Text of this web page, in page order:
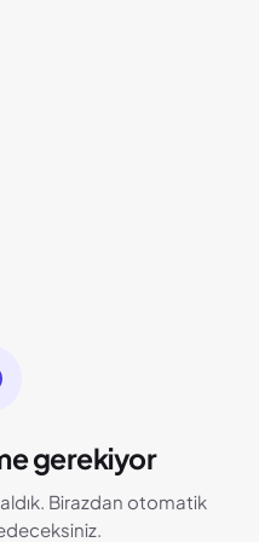
gerekiyor
Birazdan otomatik